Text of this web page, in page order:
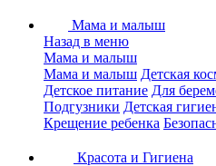
Мама и малыш
Назад в меню
Мама и малыш
Мама и малыш Детская
Детское питание Для
Подгузники Детская
Крещение ребенка
Красота и Гигиена